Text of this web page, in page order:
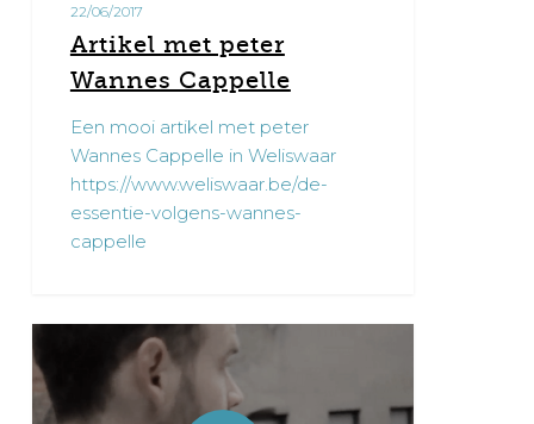
22/06/2017
Artikel met peter
Wannes Cappelle
Een mooi artikel met peter
Wannes Cappelle in Weliswaar
https://www.weliswaar.be/de-
essentie-volgens-wannes-
cappelle
0